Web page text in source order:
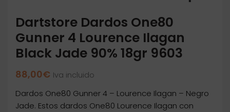
Dartstore Dardos One80
Gunner 4 Lourence Ilagan
Black Jade 90% 18gr 9603
88,00€ Iva incluido
Dardos One80 Gunner 4 – Lourence Ilagan – Negro
Jade. Estos dardos One80 Lourence Ilagan con